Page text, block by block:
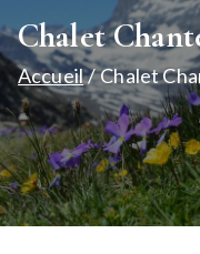
Chalet
Accueil Chalet